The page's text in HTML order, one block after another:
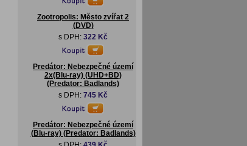
Zootropolis: Město zvířat 2
(DVD)
s DPH: 322 Kč
Predátor: Nebezpečné území
2x(Blu-ray) (UHD+BD)
(Predator: Badlands)
s DPH: 745 Kč
Predátor: Nebezpečné území
(Blu-ray) (Predator: Badlands)